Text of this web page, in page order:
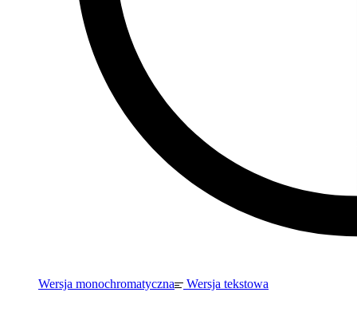
Wersja monochromatyczna Wersja tekstowa